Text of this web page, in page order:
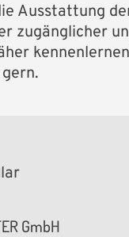
Ausstattung
zugänglicher
GmbH